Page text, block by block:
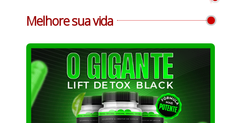
Melhore sua vida